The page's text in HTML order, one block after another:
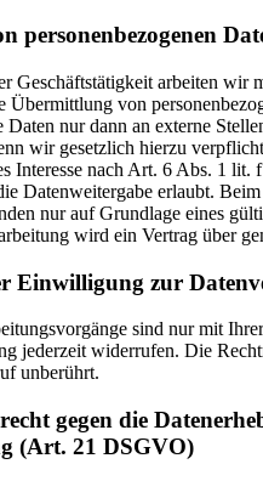
personenbezogenen
Geschäftstätigkeit arbeiten wir
Übermittlung von
Daten nur dann an externe
wir gesetzlich hierzu
Interesse nach Art. 6 Abs. 1
Datenweitergabe erlaubt.
nur auf Grundlage eines
wird ein Vertrag über
Einwilligung zur
sind nur mit
jederzeit widerrufen. Die
unberührt.
gegen die
(Art. 21 DSGVO)